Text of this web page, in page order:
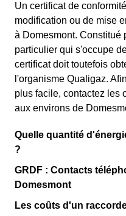
Un certificat de
modification ou de mise
à Domesmont. Constitué
particulier qui s'occupe
certificat doit toutefois
l'organisme Qualigaz.
plus facile, contactez les
aux environs de
Quelle quantité
?
GRDF : Contacts
Domesmont
Les coûts d'un